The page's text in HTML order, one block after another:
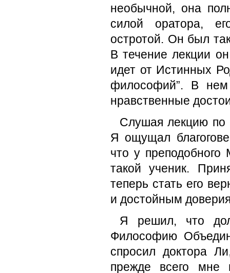
необычной, она
силой оратора,
остротой. Он был
В течение лекции
идет от Истинных
философий”. В нем
нравственные
Слушая лекцию по
Я ощущал
что у
такой ученик.
теперь стать его
и достойным
Я решил, что
Философию
спросил доктора
прежде всего мне